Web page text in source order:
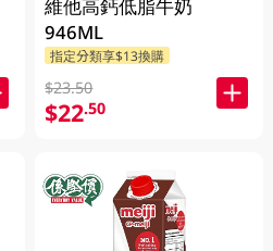
維他高鈣低脂牛奶
946ML
指定分類享$13換購
$23.50
$22.50